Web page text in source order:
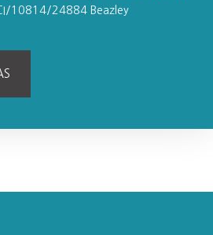
10814/24884 Beazley